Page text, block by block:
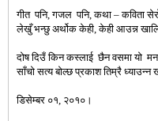
गीत पनि,गजल पनि,कथा – कविता
लेखुँ भन्छु अर्थोक केही,केही आउन्न
दोष दिउँ किन कस्लाई छैन वसमा यो
साँचो सत्य बोल्छ प्रकाश तिम्रै ध्याउन्न
डिसेम्बर ०१, २०१०।